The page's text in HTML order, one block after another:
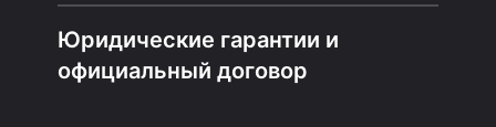
Юридические гарантии и
официальный договор